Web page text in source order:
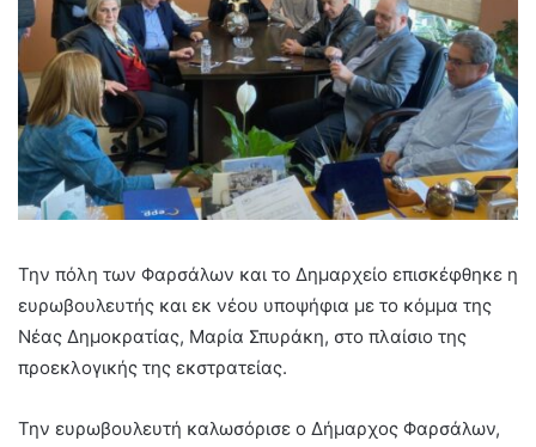
Την πόλη των Φαρσάλων και το Δημαρχείο επισκέφθηκε η
ευρωβουλευτής και εκ νέου υποψήφια με το κόμμα της
Νέας Δημοκρατίας, Μαρία Σπυράκη, στο πλαίσιο της
προεκλογικής της εκστρατείας.
Την ευρωβουλευτή καλωσόρισε ο Δήμαρχος Φαρσάλων,